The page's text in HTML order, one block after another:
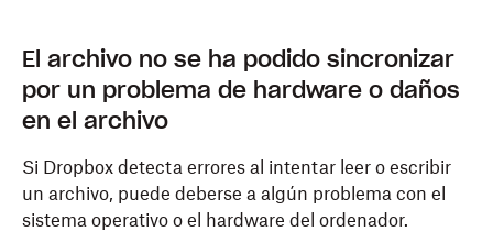
El archivo no se ha podido sincronizar
por un problema de hardware o daños
en el archivo
Si Dropbox detecta errores al intentar leer o escribir
un archivo, puede deberse a algún problema con el
sistema operativo o el hardware del ordenador.